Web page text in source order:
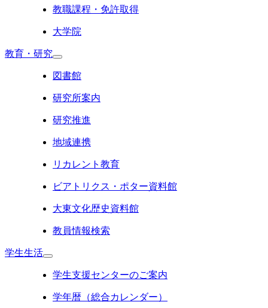
教職課程・免許取得
大学院
教育・研究
図書館
研究所案内
研究推進
地域連携
リカレント教育
ビアトリクス・ポター資料館
大東文化歴史資料館
教員情報検索
学生生活
学生支援センターのご案内
学年暦（総合カレンダー）